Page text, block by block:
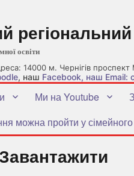
14000 м. Чернігів
, наш Facebook, наш Email:
освіти
Ми на Youtube
можна пройти у сімейного